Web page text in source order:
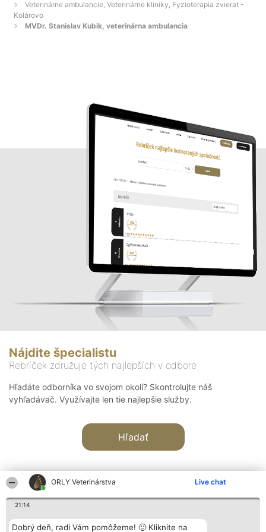
ORLY Veterinárstva Live chat
21:14
Dobrý deň, radi Vám pomôžeme! 🙂 Kliknite na
Veterinárne ambulancie, Veterinárne kliniky, Fyzioterapia zvierat -
Kolárovo
MVDr. Stanislav Kubik, veterinárna ambulancia
Nájdite špecialistu
Rebríček združuje tých najlepších v odbore
Hľadáte odborníka vo svojom okolí? Skontrolujte náš
vyhľadávač. Využívajte len tie najlepšie služby.
Hľadať
Organizátor hodnotenia Hodnotenie Kontakt